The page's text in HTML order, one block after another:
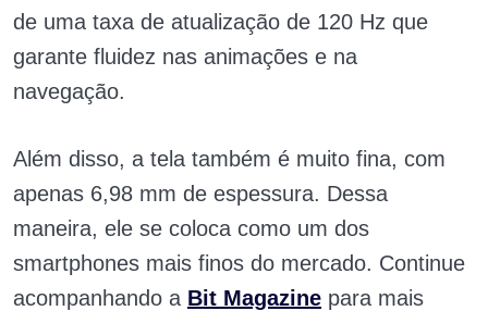
de uma taxa de atualização de 120 Hz que
garante fluidez nas animações e na
navegação.
Além disso, a tela também é muito fina, com
apenas 6,98 mm de espessura. Dessa
maneira, ele se coloca como um dos
smartphones mais finos do mercado. Continue
acompanhando a Bit Magazine para mais